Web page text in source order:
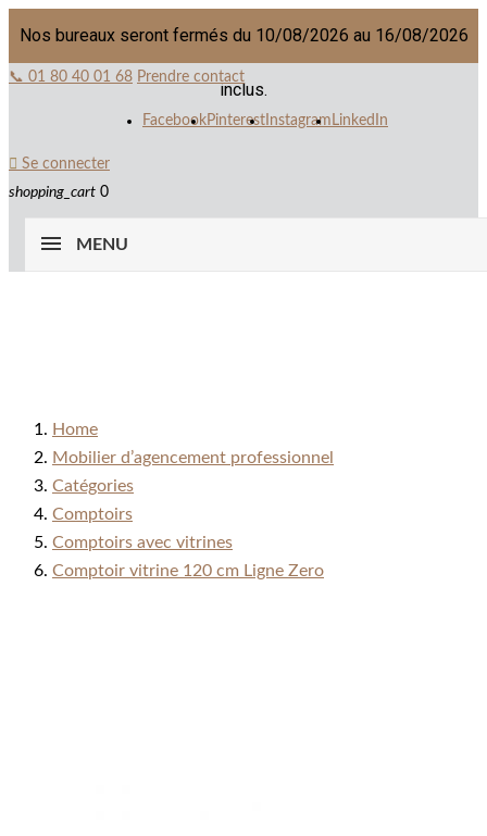
Nos bureaux seront fermés du 10/08/2026 au 16/08/2026
inclus.
📞 01 80 40 01 68 Prendre contact
FacebookPinterest Instagram LinkedIn
 Se connecter
shopping_cart 0
MENU
Home
Mobilier d’agencement professionnel
Catégories
Comptoirs
Comptoirs avec vitrines
Comptoir vitrine 120 cm Ligne Zero